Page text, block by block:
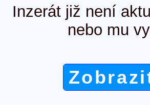
Inzerát již není
nebo mu